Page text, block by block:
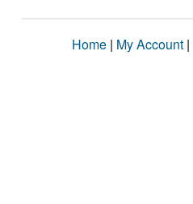
Home | My Account |